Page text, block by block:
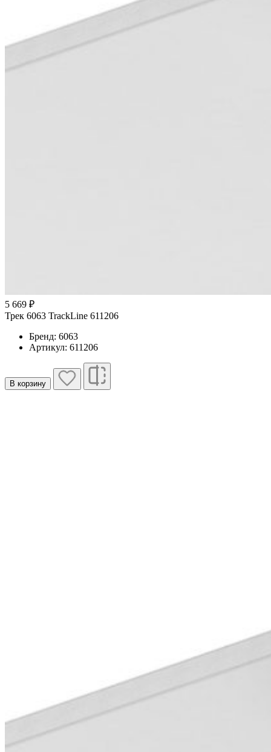
5 669 ₽
Трек 6063 TrackLine 611206
Бренд: 6063
Артикул: 611206
В корзину